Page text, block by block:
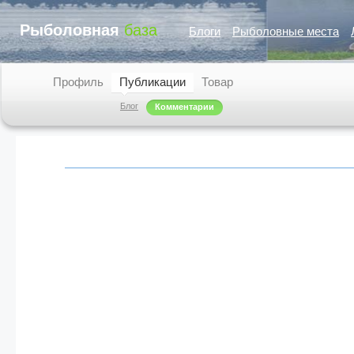
Рыболовная база Блоги Рыболовные места
Профиль Публикации
Блог Комментарии
Товар